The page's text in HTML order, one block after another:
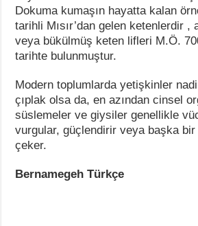
Dokuma kumaşın hayatta kalan
tarihli Mısır’dan gelen ketenlerdir ,
veya bükülmüş keten lifleri M.Ö.
tarihte bulunmuştur.
Modern toplumlarda yetişkinler
çıplak olsa da, en azından cinsel
süslemeler ve giysiler genellikle
vurgular, güçlendirir veya başka
çeker.
Bernamegeh Türkçe